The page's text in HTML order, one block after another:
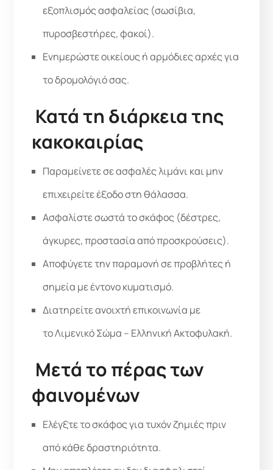
εξοπλισμός ασφαλείας (σωσίβια,
πυροσβεστήρες, φακοί).
Ενημερώστε οικείους ή αρμόδιες αρχές για
το δρομολόγιό σας.
Κατά τη διάρκεια της
κακοκαιρίας
Παραμείνετε σε ασφαλές λιμάνι και μην
επιχειρείτε έξοδο στη θάλασσα.
Ασφαλίστε σωστά το σκάφος (δέστρες,
άγκυρες, προστασία από προσκρούσεις).
Αποφύγετε την παραμονή σε προβλήτες ή
σημεία με έντονο κυματισμό.
Διατηρείτε ανοιχτή επικοινωνία με
το Λιμενικό Σώμα – Ελληνική Ακτοφυλακή.
Μετά το πέρας των
φαινομένων
Ελέγξτε το σκάφος για τυχόν ζημιές πριν
από κάθε δραστηριότητα.